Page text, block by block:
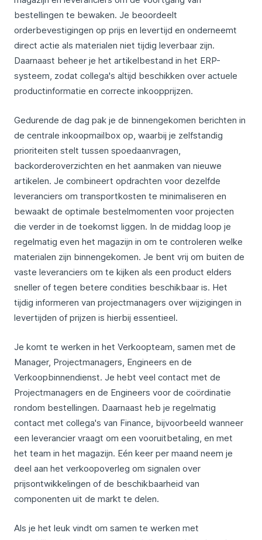
bestellingen te bewaken. Je beoordeelt
orderbevestigingen op prijs en levertijd en onderneemt
direct actie als materialen niet tijdig leverbaar zijn.
Daarnaast beheer je het artikelbestand in het ERP-
systeem, zodat collega's altijd beschikken over actuele
productinformatie en correcte inkoopprijzen.
Gedurende de dag pak je de binnengekomen berichten in
de centrale inkoopmailbox op, waarbij je zelfstandig
prioriteiten stelt tussen spoedaanvragen,
backorderoverzichten en het aanmaken van nieuwe
artikelen. Je combineert opdrachten voor dezelfde
leveranciers om transportkosten te minimaliseren en
bewaakt de optimale bestelmomenten voor projecten
die verder in de toekomst liggen. In de middag loop je
regelmatig even het magazijn in om te controleren welke
materialen zijn binnengekomen. Je bent vrij om buiten de
vaste leveranciers om te kijken als een product elders
sneller of tegen betere condities beschikbaar is. Het
tijdig informeren van projectmanagers over wijzigingen in
levertijden of prijzen is hierbij essentieel.
Je komt te werken in het Verkoopteam, samen met de
Manager, Projectmanagers, Engineers en de
Verkoopbinnendienst. Je hebt veel contact met de
Projectmanagers en de Engineers voor de coördinatie
rondom bestellingen. Daarnaast heb je regelmatig
contact met collega's van Finance, bijvoorbeeld wanneer
een leverancier vraagt om een vooruitbetaling, en met
het team in het magazijn. Eén keer per maand neem je
deel aan het verkoopoverleg om signalen over
prijsontwikkelingen of de beschikbaarheid van
componenten uit de markt te delen.
Als je het leuk vindt om samen te werken met